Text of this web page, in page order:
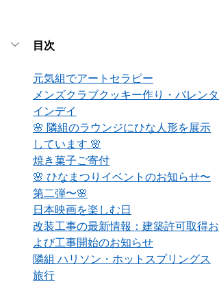
目次
元気組でアートセラピー
メンズクラブクッキー作り・バレンタ
インデイ
🌸 隣組のラウンジにひな人形を展示
しています 🌸
焼き菓子ご寄付
🌸 ひなまつりイベントのお知らせ〜
第二弾〜🌸
日本映画を楽しむ日
改装工事の最新情報：建築許可取得お
よび工事開始のお知らせ
隣組 ハリソン・ホットスプリングス
旅行